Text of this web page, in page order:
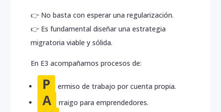
👉 No basta con esperar una regularización.
👉 Es fundamental diseñar una estrategia
migratoria viable y sólida.
En E3 acompañamos procesos de:
P ermiso de trabajo por cuenta propia.
A rraigo para emprendedores.